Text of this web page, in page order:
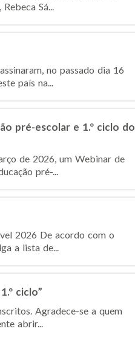
Sá...
no passado dia 16
país na...
pré-escolar e 1.º ciclo do
de 2026, um Webinar de
pré-...
2026 De acordo com o
a lista de...
ciclo”
Agradece-se a quem
abrir...